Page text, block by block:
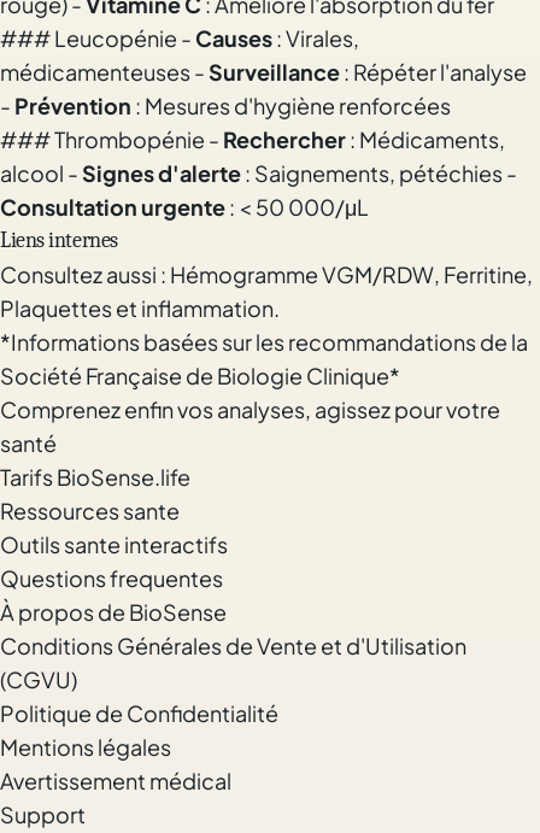
### Leucopénie - Causes: Virales,
médicamenteuses -Surveillance: Répéter l'analyse
- Prévention : Mesures d'hygiène renforcées
### Thrombopénie - Rechercher: Médicaments,
alcool -Signes d'alerte: Saignements, pétéchies -
Consultation urgente: < 50 000/μL
Liens internes
Consultez aussi : Hémogramme VGM/RDW, Ferritine,
Plaquettes et inflammation.
*Informations basées sur les recommandations de la
Société Française de Biologie Clinique*
Comprenez enfin vos analyses, agissez pour votre
santé
Tarifs BioSense.life
Ressources sante
Outils sante interactifs
Questions frequentes
À propos de BioSense
Conditions Générales de Vente et d'Utilisation
(CGVU)
Politique de Confidentialité
Mentions légales
Avertissement médical
Support